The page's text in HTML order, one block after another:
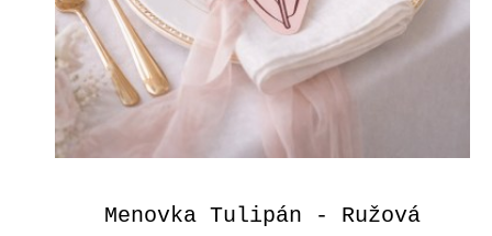
Menovka Tulipán - Ružová